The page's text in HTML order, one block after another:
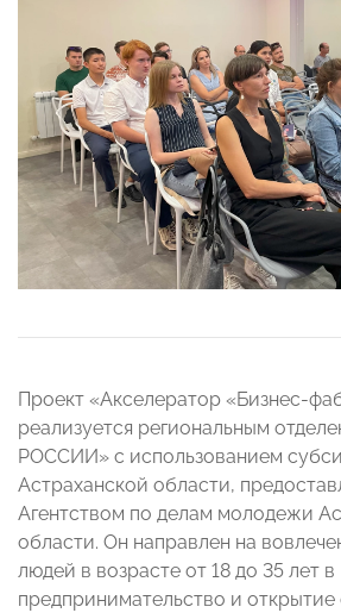
Проект «Акселератор «Бизнес-
реализуется региональным
РОССИИ» с использованием
Астраханской области,
Агентством по делам молодежи
области. Он направлен на
людей в возрасте от 18 до 35 лет в
предпринимательство и открытие